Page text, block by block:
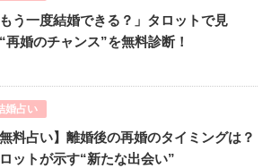
もう一度結婚できる？」タロットで見
再婚のチャンス”を無料診断！
婚占い
無料占い】離婚後の再婚のタイミングは？
ットが示す“新たな出会い”